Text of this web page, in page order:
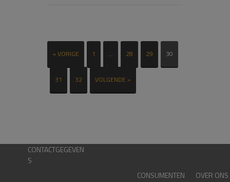
« VORIGE 1 … 28 29 30
31 32 VOLGENDE »
CONTACTGEGEVEN
S
CONSUMENTEN
OVER ONS